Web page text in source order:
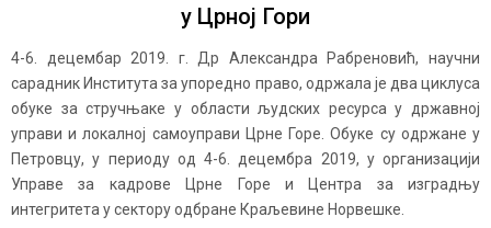
у Црној Гори
4-6. децембар 2019. г. Др Александра Рабреновић, научни
сарадник Института за упоредно право, одржала је два циклуса
обуке за стручњаке у области људских ресурса у државној
управи и локалној самоуправи Црне Горе. Обуке су одржане у
Петровцу, у периоду од 4-6. децембра 2019, у организацији
Управе за кадрове Црне Горе и Центра за изградњу
интегритета у сектору одбране Краљевине Норвешке.